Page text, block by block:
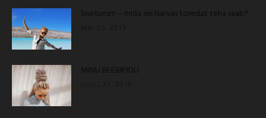
Siseturism – mida siis Narvas toredat teha saab?
MINU BEEBIPIDU